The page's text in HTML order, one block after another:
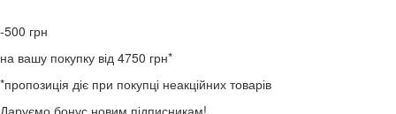
-500 грн
на вашу покупку від 4750 грн*
*пропозиція діє при покупці неакційних товарів
Даруємо бонус новим підписникам!